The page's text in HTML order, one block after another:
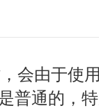
会由于使
普通的，